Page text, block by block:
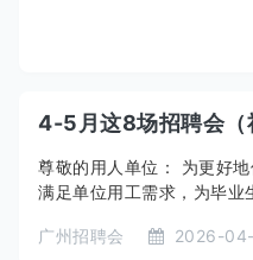
尊敬的用人单位： 为更好
满足单位用工需求，为毕业
广州招聘会 2026-